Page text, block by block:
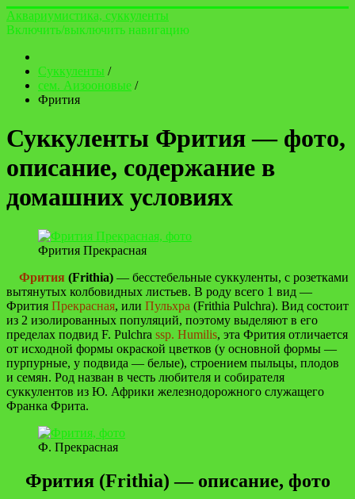
Аквариумистика, суккуленты
Включить/выключить навигацию
Суккуленты /
сем. Аизооновые /
Фрития
Суккуленты Фрития — фото,
описание, содержание в
домашних условиях
Фрития Прекрасная
Фрития (Frithia) — бесстебельные суккуленты, с розетками
вытянутых колбовидных листьев. В роду всего 1 вид —
Фрития Прекрасная, или Пульхра (Frithia Pulchra). Вид состоит
из 2 изолированных популяций, поэтому выделяют в его
пределах подвид F. Pulchra ssp. Humilis, эта Фрития отличается
от исходной формы окраской цветков (у основной формы —
пурпурные, у подвида — белые), строением пыльцы, плодов
и семян. Род назван в честь любителя и собирателя
суккулентов из Ю. Африки железнодорожного служащего
Франка Фрита.
Ф. Прекрасная
Фрития (Frithia) — описание, фото